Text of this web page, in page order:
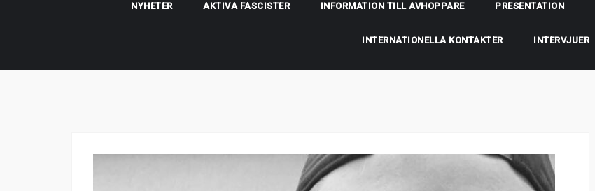
NYHETER AKTIVA FASCISTER INFORMATION TILL AVHOPPARE PRESENTATION
INTERNATIONELLA KONTAKTER INTERVJUER